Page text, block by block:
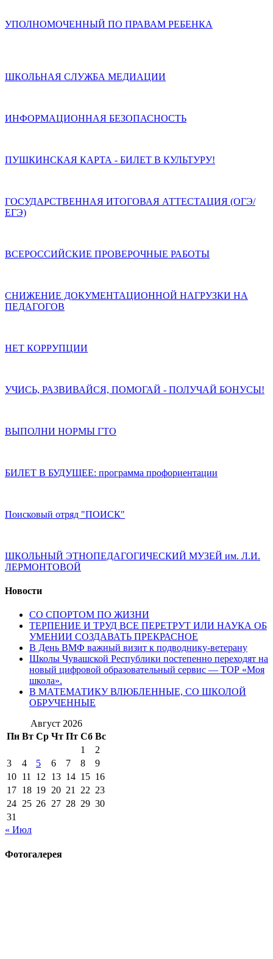
УПОЛНОМОЧЕННЫЙ ПО ПРАВАМ РЕБЕНКА
ШКОЛЬНАЯ СЛУЖБА МЕДИАЦИИ
ИНФОРМАЦИОННАЯ БЕЗОПАСНОСТЬ
ПУШКИНСКАЯ КАРТА - БИЛЕТ В КУЛЬТУРУ!
ГОСУДАРСТВЕННАЯ ИТОГОВАЯ АТТЕСТАЦИЯ (ОГЭ/
ЕГЭ)
ВСЕРОССИЙСКИЕ ПРОВЕРОЧНЫЕ РАБОТЫ
СНИЖЕНИЕ ДОКУМЕНТАЦИОННОЙ НАГРУЗКИ НА
ПЕДАГОГОВ
НЕТ КОРРУПЦИИ
УЧИСЬ, РАЗВИВАЙСЯ, ПОМОГАЙ - ПОЛУЧАЙ БОНУСЫ!
ВЫПОЛНИ НОРМЫ ГТО
БИЛЕТ В БУДУЩЕЕ: программа профориентации
Поисковый отряд "ПОИСК"
ШКОЛЬНЫЙ ЭТНОПЕДАГОГИЧЕСКИЙ МУЗЕЙ им. Л.И.
ЛЕРМОНТОВОЙ
Новости
СО СПОРТОМ ПО ЖИЗНИ
ТЕРПЕНИЕ И ТРУД ВСЕ ПЕРЕТРУТ ИЛИ НАУКА ОБ
УМЕНИИ СОЗДАВАТЬ ПРЕКРАСНОЕ
В День ВМФ важный визит к подводнику-ветерану
Школы Чувашской Республики постепенно переходят на
новый цифровой образовательный сервис — ТОР «Моя
школа».
В МАТЕМАТИКУ ВЛЮБЛЕННЫЕ, СО ШКОЛОЙ
ОБРУЧЕННЫЕ
Август 2026
Пн Вт Ср Чт Пт Сб Вс
1
2
3
4 5 6 7 8
9
10 11 12 13 14 15 16
17 18 19 20 21 22 23
24 25 26 27 28 29 30
31
« Июл
Фотогалерея